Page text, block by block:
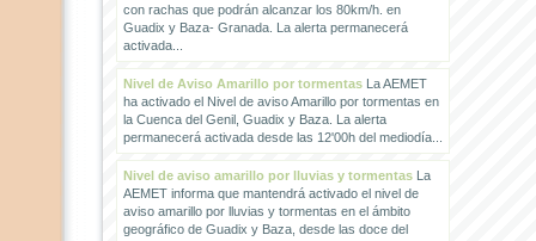
con rachas que podrán alcanzar los 80km/h. en
Guadix y Baza- Granada. La alerta permanecerá
activada...
Nivel de Aviso Amarillo por tormentasLa AEMET
ha activado el Nivel de aviso Amarillo por tormentas en
la Cuenca del Genil, Guadix y Baza. La alerta
permanecerá activada desde las 12'00h del mediodía...
Nivel de aviso amarillo por lluvias y tormentasLa
AEMET informa que mantendrá activado el nivel de
aviso amarillo por lluvias y tormentas en el ámbito
geográfico de Guadix y Baza, desde las doce del